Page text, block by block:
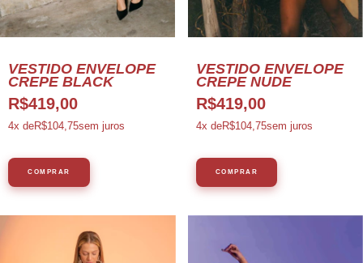
VESTIDO ENVELOPE
CREPE BLACK
R$419,00
4x deR$104,75sem juros
COMPRAR
VESTIDO ENVELOPE
CREPE NUDE
R$419,00
4x deR$104,75sem juros
COMPRAR